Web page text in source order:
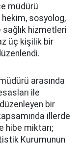
müdürü
hekim, sosyolog,
hizmetleri
üç kişilik bir
arasında
ile
bir
illerde
hibe miktarı;
Kurumunun